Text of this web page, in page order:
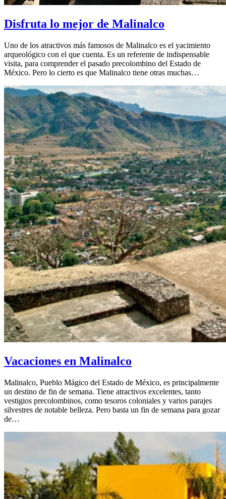
Disfruta lo mejor de Malinalco
Uno de los atractivos más famosos de Malinalco es el yacimiento
arqueológico con el que cuenta. Es un referente de indispensable
visita, para comprender el pasado precolombino del Estado de
México. Pero lo cierto es que Malinalco tiene otras muchas…
Vacaciones en Malinalco
Malinalco, Pueblo Mágico del Estado de México, es principalmente
un destino de fin de semana. Tiene atractivos excelentes, tanto
vestigios precolombinos, como tesoros coloniales y varios parajes
silvestres de notable belleza. Pero basta un fin de semana para gozar
de…